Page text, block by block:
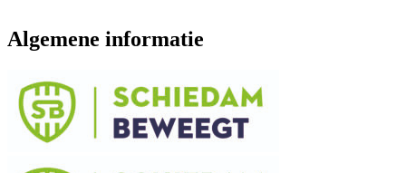
Algemene informatie